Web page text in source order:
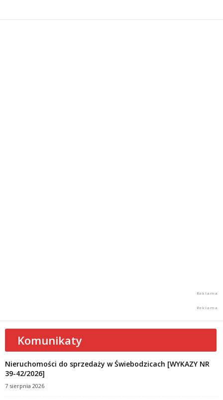
Komunikaty
Nieruchomości do sprzedaży w Świebodzicach [WYKAZY NR
39-42/2026]
7 sierpnia 2026